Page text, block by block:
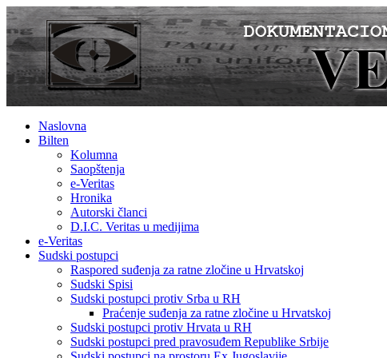
Naslovna
Bilten
Kolumna
Saopštenja
e-Veritas
Hronika
Autorski članci
D.I.C. Veritas u medijima
e-Veritas
Sudski postupci
Raspored suđenja za ratne zločine u Hrvatskoj
Sudski Spisi
Sudski postupci protiv Srba u RH
Praćenje suđenja za ratne zločine u Hrvatskoj
Sudski postupci protiv Hrvata u RH
Sudski postupci pred pravosuđem Republike Srbije